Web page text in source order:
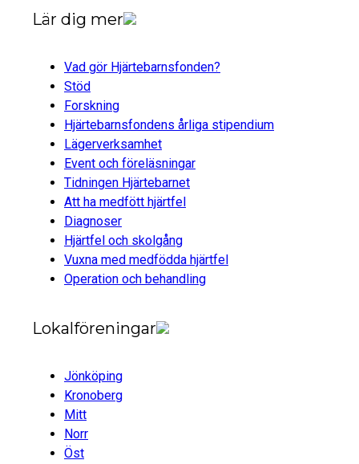
Lär dig mer
Vad gör Hjärtebarnsfonden?
Stöd
Forskning
Hjärtebarnsfondens årliga stipendium
Lägerverksamhet
Event och föreläsningar
Tidningen Hjärtebarnet
Att ha medfött hjärtfel
Diagnoser
Hjärtfel och skolgång
Vuxna med medfödda hjärtfel
Operation och behandling
Lokalföreningar
Jönköping
Kronoberg
Mitt
Norr
Öst